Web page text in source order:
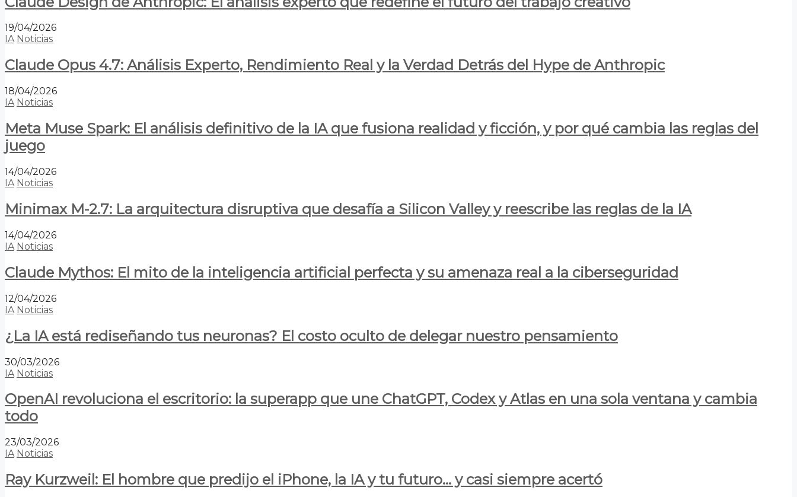
19/04/2026
IA Noticias
Claude Opus 4.7: Análisis Experto, Rendimiento Real y la Verdad Detrás del Hype de Anthropic
18/04/2026
IA Noticias
Meta Muse Spark: El análisis definitivo de la IA que fusiona realidad y ficción, y por qué cambia las reglas del
juego
14/04/2026
IA Noticias
Minimax M-2.7: La arquitectura disruptiva que desafía a Silicon Valley y reescribe las reglas de la IA
14/04/2026
IA Noticias
Claude Mythos: El mito de la inteligencia artificial perfecta y su amenaza real a la ciberseguridad
12/04/2026
IA Noticias
¿La IA está rediseñando tus neuronas? El costo oculto de delegar nuestro pensamiento
30/03/2026
IA Noticias
OpenAI revoluciona el escritorio: la superapp que une ChatGPT, Codex y Atlas en una sola ventana y cambia
todo
23/03/2026
IA Noticias
Ray Kurzweil: El hombre que predijo el iPhone, la IA y tu futuro… y casi siempre acertó